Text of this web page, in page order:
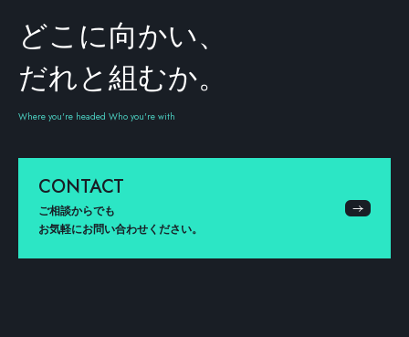
どこに向かい、
だれと組むか。
Where you're headed Who you're with
CONTACT
ご相談からでも
お気軽にお問い合わせください。